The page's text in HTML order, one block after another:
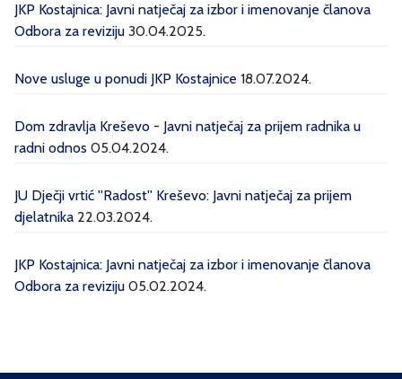
JKP Kostajnica: Javni natječaj za izbor i imenovanje članova
Odbora za reviziju 30.04.2025.
Nove usluge u ponudi JKP Kostajnice 18.07.2024.
Dom zdravlja Kreševo - Javni natječaj za prijem radnika u
radni odnos 05.04.2024.
JU Dječji vrtić ''Radost'' Kreševo: Javni natječaj za prijem
djelatnika 22.03.2024.
JKP Kostajnica: Javni natječaj za izbor i imenovanje članova
Odbora za reviziju 05.02.2024.